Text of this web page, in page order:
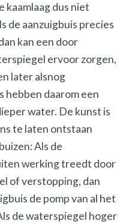
kaamlaag dus niet
de aanzuigbuis precies
kan een door
ervoor zorgen,
later alsnog
hebben daarom een
water. De kunst is
te laten ontstaan
Als de
werking treedt door
of verstopping, dan
de pomp van al het
de waterspiegel hoger